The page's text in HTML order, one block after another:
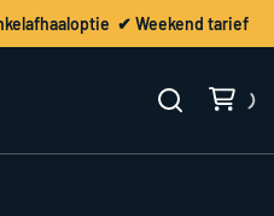
✔ Weekend tarief